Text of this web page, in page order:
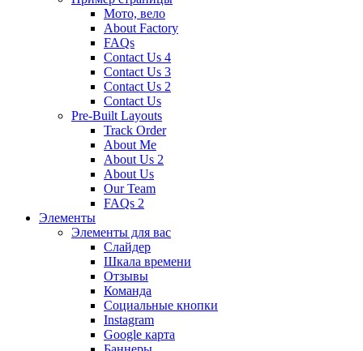
Мото, вело
About Factory
FAQs
Contact Us 4
Contact Us 3
Contact Us 2
Contact Us
Pre-Built Layouts
Track Order
About Me
About Us 2
About Us
Our Team
FAQs 2
Элементы
Элементы для вас
Слайдер
Шкала времени
Отзывы
Команда
Социальные кнопки
Instagram
Google карта